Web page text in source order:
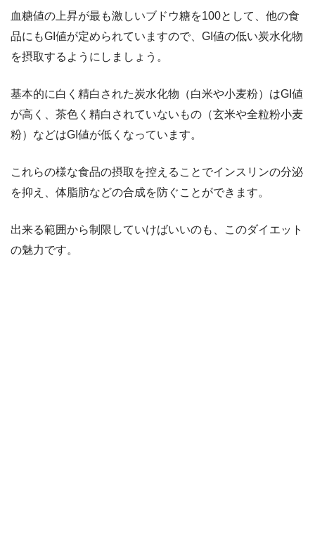
血糖値の上昇が最も激しいブドウ糖を100として、他の食
品にもGI値が定められていますので、GI値の低い炭水化物
を摂取するようにしましょう。
基本的に白く精白された炭水化物（白米や小麦粉）はGI値
が高く、茶色く精白されていないもの（玄米や全粒粉小麦
粉）などはGI値が低くなっています。
これらの様な食品の摂取を控えることでインスリンの分泌
を抑え、体脂肪などの合成を防ぐことができます。
出来る範囲から制限していけばいいのも、このダイエット
の魅力です。